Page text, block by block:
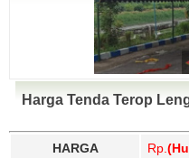
Harga Tenda Terop
HARGA Rp.